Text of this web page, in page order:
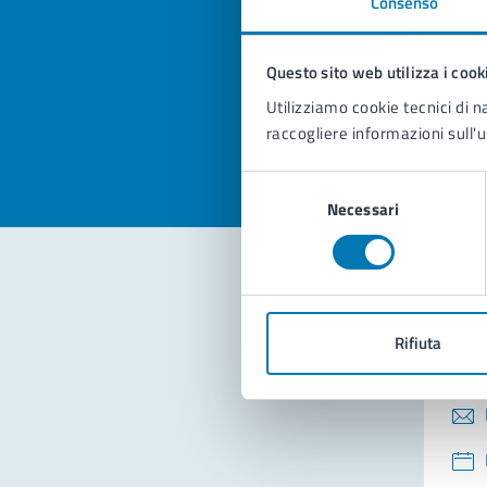
Questo sito web utilizza i
Utilizziamo cookie tecnici di
raccogliere informazioni
consenso
Necessari
Rifiuta